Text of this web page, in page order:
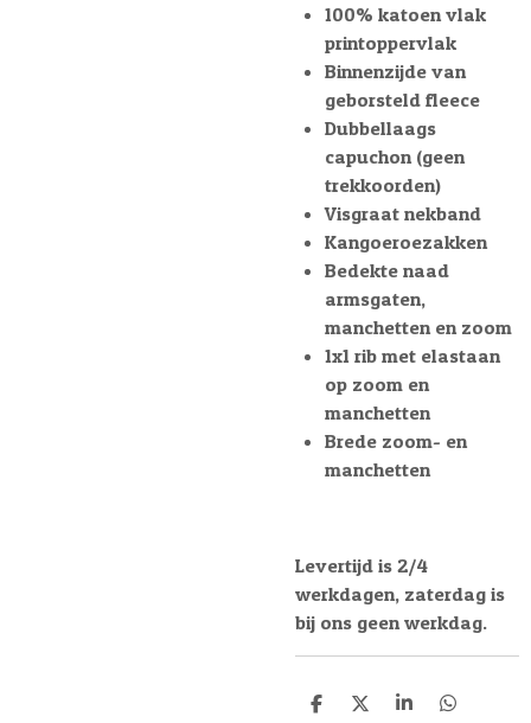
100% katoen vlak
printoppervlak
Binnenzijde van
geborsteld fleece
Dubbellaags
capuchon (geen
trekkoorden)
Visgraat nekband
Kangoeroezakken
Bedekte naad
armsgaten,
manchetten en zoom
1x1 rib met elastaan
op zoom en
manchetten
Brede zoom- en
manchetten
Levertijd is 2/4
werkdagen, zaterdag is
bij ons geen werkdag.
D
D
S
D